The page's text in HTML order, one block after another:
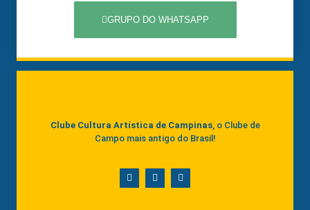
GRUPO DO WHATSAPP
Clube Cultura Artística de Campinas, o Clube de
Campo mais antigo do Brasil!